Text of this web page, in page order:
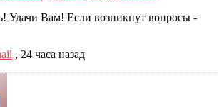
Удачи Вам! Если возникнут вопросы -
, 24 часа назад